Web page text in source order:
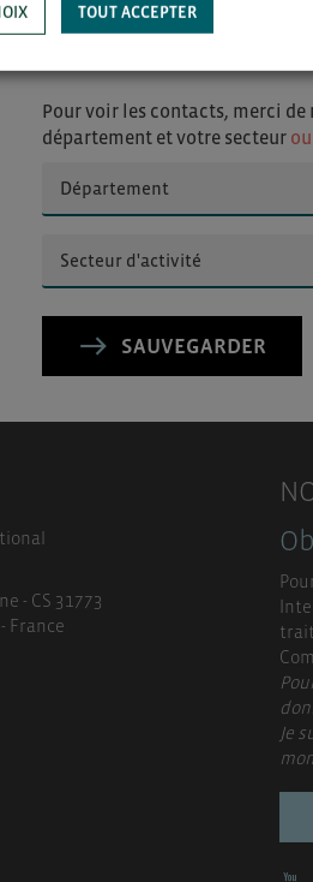
Pour voir les contacts, merci de
département et votre secteur
SAUVEGARDER
- CS 31773
France
Je
TOUT ACCEPTER